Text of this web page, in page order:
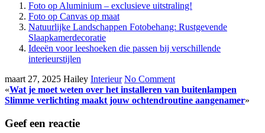
Foto op Aluminium – exclusieve uitstraling!
Foto op Canvas op maat
Natuurlijke Landschappen Fotobehang: Rustgevende
Slaapkamerdecoratie
Ideeën voor leeshoeken die passen bij verschillende
interieurstijlen
maart 27, 2025 Hailey Interieur No Comment
«Wat je moet weten over het installeren van buitenlampen
Slimme verlichting maakt jouw ochtendroutine aangenamer»
Geef een reactie